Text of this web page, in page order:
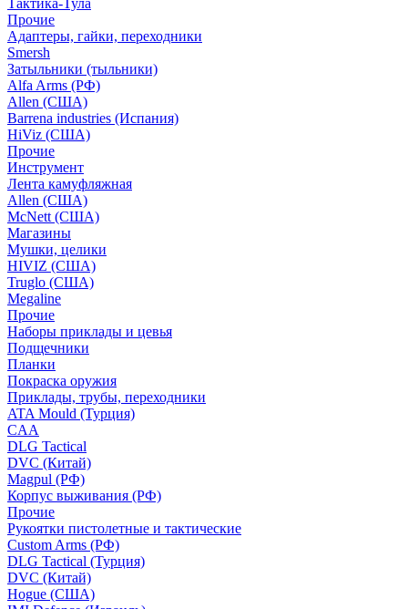
Тактика-Тула
Прочие
Адаптеры, гайки, переходники
Smersh
Затыльники (тыльники)
Alfa Arms (РФ)
Allen (США)
Barrena industries (Испания)
HiViz (США)
Прочие
Инструмент
Лента камуфляжная
Allen (США)
McNett (США)
Магазины
Мушки, целики
HIVIZ (США)
Truglo (США)
Megaline
Прочие
Наборы приклады и цевья
Подщечники
Планки
Покраска оружия
Приклады, трубы, переходники
ATA Mould (Турция)
CAA
DLG Tactical
DVC (Китай)
Magpul (РФ)
Корпус выживания (РФ)
Прочие
Рукоятки пистолетные и тактические
Custom Arms (РФ)
DLG Tactical (Турция)
DVC (Китай)
Hogue (США)